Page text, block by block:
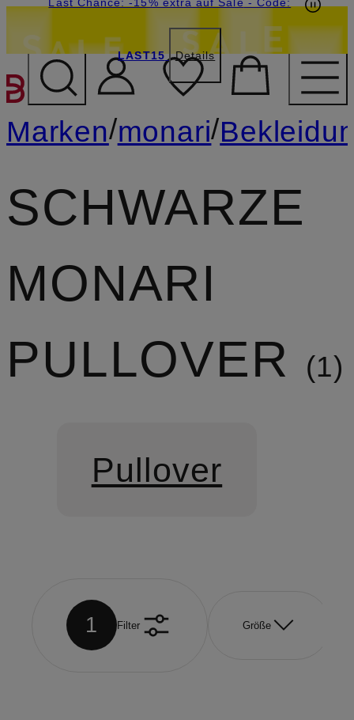
ZUM HAUPTINHALT
LAST15 Details
Marken/monari/
SCHWARZE
MONARI
PULLOVER
1
Pullover
1 Filter Größe